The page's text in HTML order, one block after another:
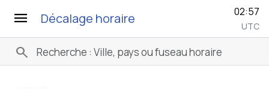
menu Décalage horaire 02:57
UTC
search